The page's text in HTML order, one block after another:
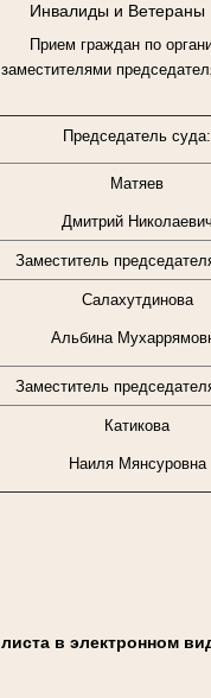
Инвалиды и Ветераны
Прием граждан по
заместителями
Председатель суда:
Матяев
Дмитрий Николаевич
Заместитель
Салахутдинова
Альбина
Заместитель
Катикова
Наиля Мянсуровна
листа в электронном